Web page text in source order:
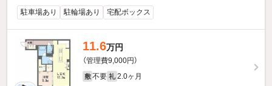
駐車場あり
駐輪場あり 宅配ボックス
11.6万円
（管理費9,000円）
敷 不要 礼 2.0ヶ月